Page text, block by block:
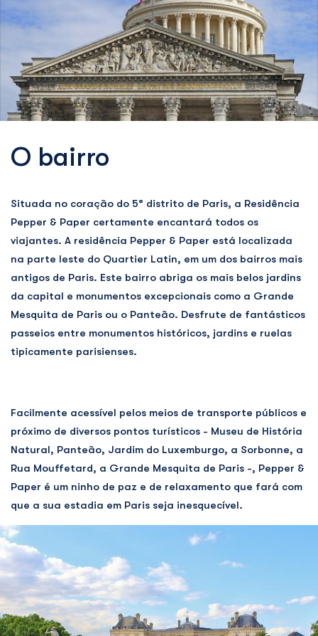
O bairro
Situada no coração do 5° distrito de Paris, a Residência
Pepper & Paper certamente encantará todos os
viajantes. A residência Pepper & Paper está localizada
na parte leste do Quartier Latin, em um dos bairros mais
antigos de Paris. Este bairro abriga os mais belos jardins
da capital e monumentos excepcionais como a Grande
Mesquita de Paris ou o Panteão. Desfrute de fantásticos
passeios entre monumentos históricos, jardins e ruelas
tipicamente parisienses.
Facilmente acessível pelos meios de transporte públicos e
próximo de diversos pontos turísticos - Museu de História
Natural, Panteão, Jardim do Luxemburgo, a Sorbonne, a
Rua Mouffetard, a Grande Mesquita de Paris -, Pepper &
Paper é um ninho de paz e de relaxamento que fará com
que a sua estadia em Paris seja inesquecível.